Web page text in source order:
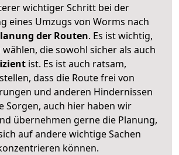
wichtiger Schritt bei der
eines Umzugs von Worms nach
der Routen. Es ist wichtig,
wählen, die sowohl sicher als auch
ist. Es ist auch ratsam,
dass die Route frei von
und anderen Hindernissen
Sorgen, auch hier haben wir
übernehmen gerne die Planung,
auf andere wichtige Sachen
können.